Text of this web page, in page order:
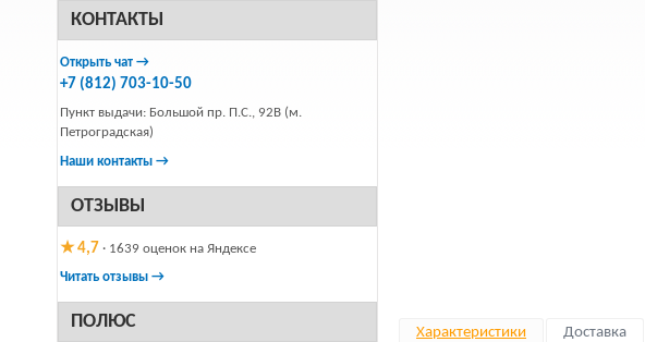
КОНТАКТЫ
Открыть чат →
+7 (812) 703-10-50
Пункт выдачи: Большой пр. П.С., 92В (м.
Петроградская)
Наши контакты →
ОТЗЫВЫ
★ 4,7 · 1639 оценок на Яндексе
Читать отзывы →
ПОЛЮС
Характеристики Доставка